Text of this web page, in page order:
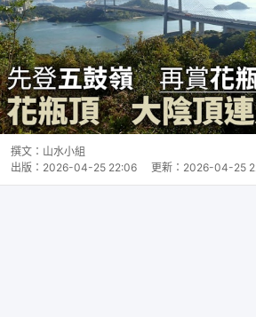
撰文： 山水小組
出版： 2026-04-25 22:06 更新： 2026-04-25